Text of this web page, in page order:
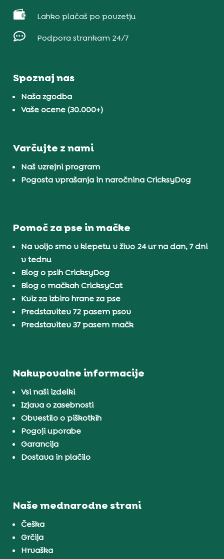
 Lahko plačaš po povzetju
 Podpora strankam 24/7
Spoznaj nas
Naša zgodba
Vaše ocene (30.000+)
Varčujte z nami
Naš vzrejni program
Pogosta vprašanja in naročnina CricksyDog
Pomoč za pse in mačke
Na voljo smo v klepetu v živo 24 ur na dan, 7 dni
v tednu
Blog o psih CricksyDog
Blog o mačkah CricksyCat
Kviz za izbiro hrane za pse
Predstavitev 72 pasem psov
Predstavitev 37 pasem mačk
Nakupovalne informacije
Vsi naši izdelki
Izjava o zasebnosti
Obvestilo o piškotkih
Pogoji uporabe
Garancija
Dostava in plačilo
Naše mednarodne strani
Češka
Grčija
Hrvaška